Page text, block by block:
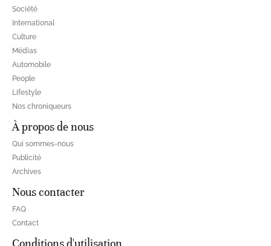
Société
International
Culture
Médias
Automobile
People
Lifestyle
Nos chroniqueurs
À propos de nous
Qui sommes-nous
Publicité
Archives
Nous contacter
FAQ
Contact